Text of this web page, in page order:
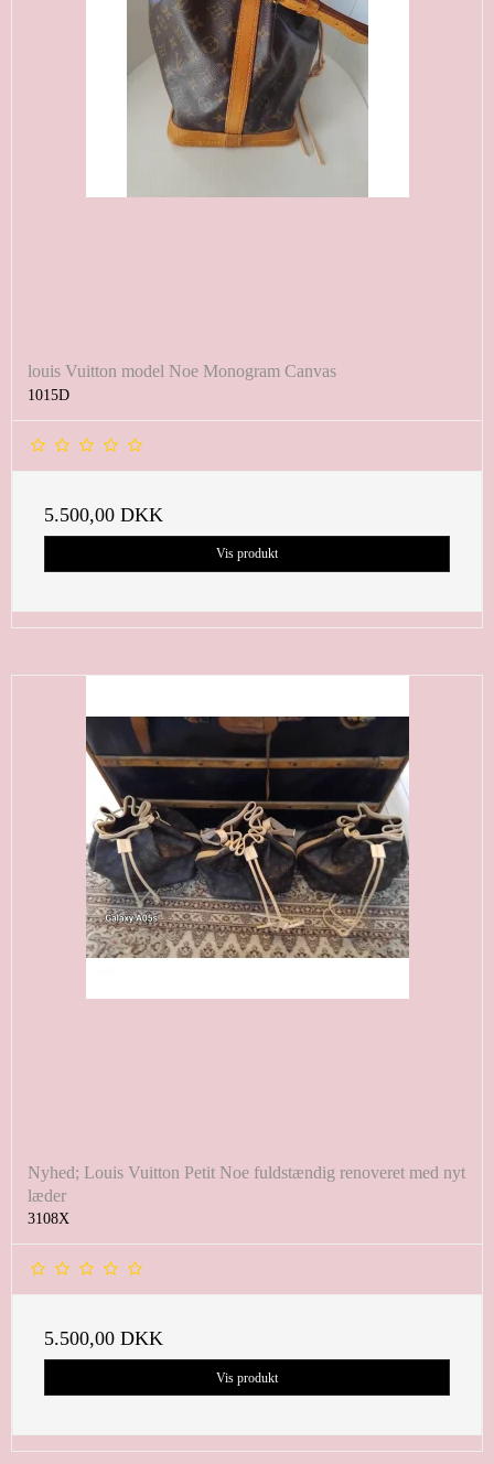
louis Vuitton model Noe Monogram Canvas
1015D
5.500,00 DKK
Vis produkt
Nyhed; Louis Vuitton Petit Noe fuldstændig renoveret med nyt
læder
3108X
5.500,00 DKK
Vis produkt